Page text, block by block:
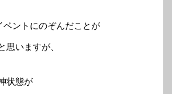
ベントにのぞんだことが
思いますが、
状態が